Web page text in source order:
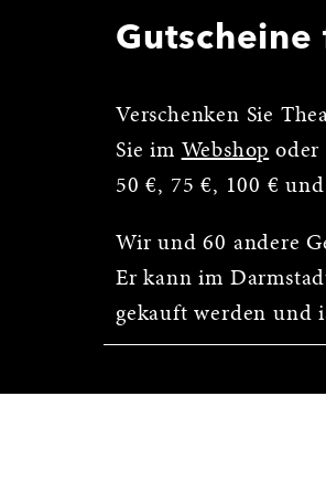
Gutscheine
Verschenken Sie
Sie im Webshop oder
50 €, 75 €, 100 €
Wir und 60 andere
Er kann im
gekauft werden und